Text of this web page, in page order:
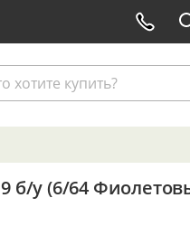
б/у (6/64